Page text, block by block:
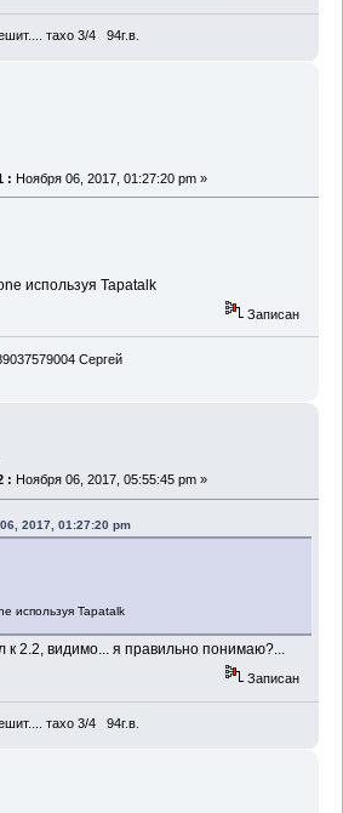
тахо 3/4 94г.в.
: Ноября 06, 2017, 01:27:20 pm »
используя Tapatalk
Записан
Сергей
: Ноября 06, 2017, 05:55:45 pm »
2017, 01:27:20 pm
используя Tapatalk
к 2.2, видимо... я правильно понимаю?...
Записан
тахо 3/4 94г.в.